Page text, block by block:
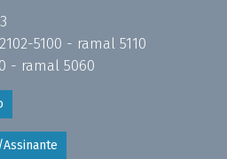
5100 - ramal 5110
- ramal 5060